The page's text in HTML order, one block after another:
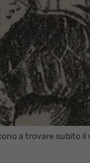
a trovare subito